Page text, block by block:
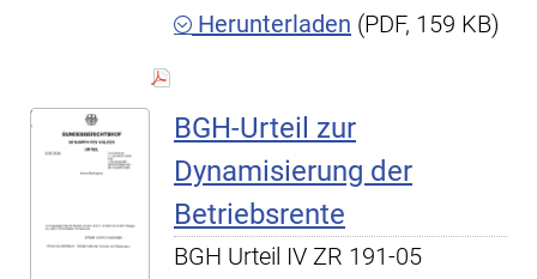
Herunterladen (PDF, 159 KB)
BGH-Urteil zur
Dynamisierung der
Betriebsrente
BGH Urteil IV ZR 191-05